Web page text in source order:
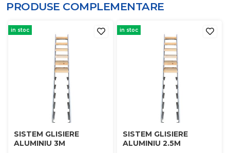
PRODUSE COMPLEMENTARE
in stoc
SISTEM GLISIERE
ALUMINIU 3M
in stoc
SISTEM GLISIERE
ALUMINIU 2.5M